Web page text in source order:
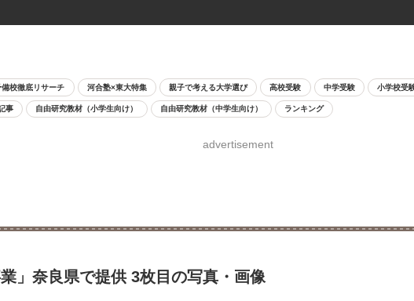
備校徹底リサーチ 河合塾×東大特集 親子で考える大学選び 高校受験 中学受験 小学校受
事 自由研究教材（小学生向け） 自由研究教材（中学生向け） ランキング
advertisement
」奈良県で提供 3枚目の写真・画像